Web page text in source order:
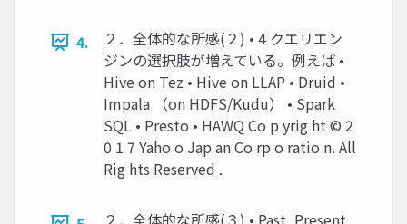
4.
２．全体的な所感(２) • 4 クエリエン
ジンの選択肢が増えている。例えば •
Hive on Tez • Hive on LLAP • Druid •
Impala （on HDFS/Kudu） • Spark
SQL • Presto • HAWQ Co p yrig ht © 2
0 1 7 Yaho o Jap an Co rp o ratio n. All
Rig hts Reserved .